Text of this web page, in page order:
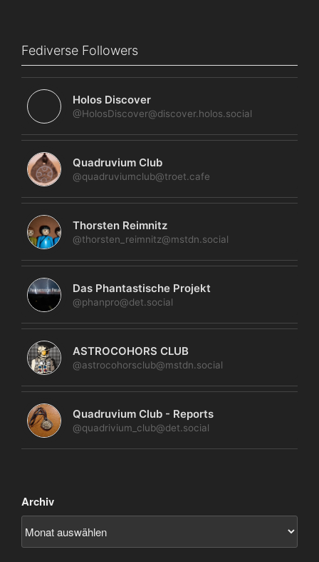
Fediverse Followers
Holos Discover
@HolosDiscover@discover.holos.social
Quadruvium Club
@quadruviumclub@troet.cafe
Thorsten Reimnitz
@thorsten_reimnitz@mstdn.social
Das Phantastische Projekt
@phanpro@det.social
ASTROCOHORS CLUB
@astrocohorsclub@mstdn.social
Quadruvium Club - Reports
@quadrivium_club@det.social
Archiv